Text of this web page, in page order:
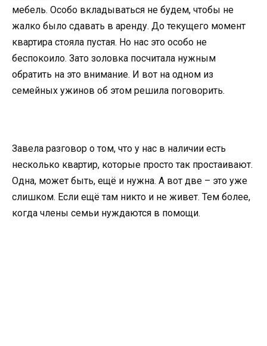
мебель. Особо вкладываться не будем, чтобы не
жалко было сдавать в аренду. До текущего момент
квартира стояла пустая. Но нас это особо не
беспокоило. Зато золовка посчитала нужным
обратить на это внимание. И вот на одном из
семейных ужинов об этом решила поговорить.
Завела разговор о том, что у нас в наличии есть
несколько квартир, которые просто так простаивают.
Одна, может быть, ещё и нужна. А вот две – это уже
слишком. Если ещё там никто и не живет. Тем более,
когда члены семьи нуждаются в помощи.